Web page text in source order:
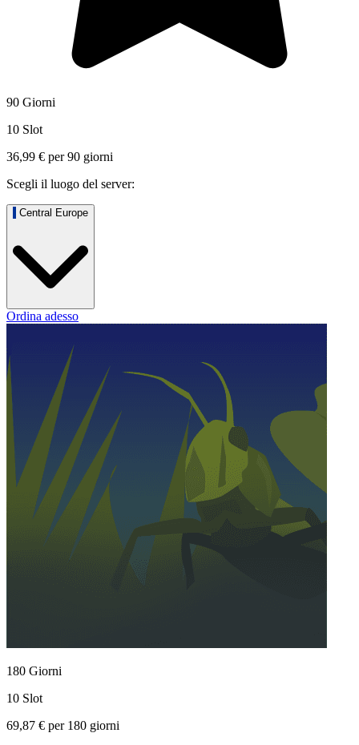
90 Giorni
10 Slot
36,99 € per90 giorni
Scegli il luogo del server:
Central Europe
Ordina adesso
180 Giorni
10 Slot
69,87 € per 180 giorni